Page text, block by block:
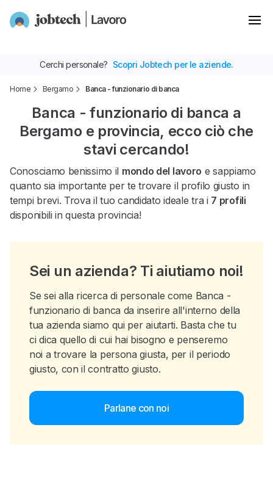
Home Bergamo Banca - funzionario di banca
Banca - funzionario di banca a
Bergamo e provincia, ecco ciò che
stavi cercando!
Conosciamo benissimo il mondo del lavoro e sappiamo
quanto sia importante per te trovare il profilo giusto in
tempi brevi. Trova il tuo candidato ideale tra i 7 profili
disponibili in questa provincia!
Sei un azienda? Ti aiutiamo noi!
Se sei alla ricerca di personale come Banca -
funzionario di banca da inserire all'interno della
tua azienda siamo qui per aiutarti. Basta che tu
ci dica quello di cui hai bisogno e penseremo
noi a trovare la persona giusta, per il periodo
giusto, con il contratto giusto.
Parlane con noi
Cerchi personale? Scopri Jobtech per le aziende.